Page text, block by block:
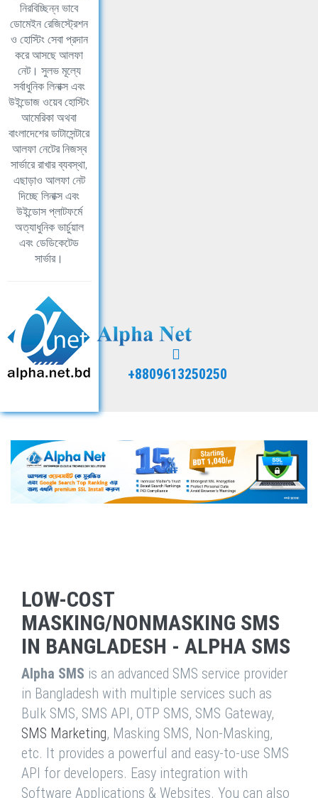
নিরবিচ্ছিন্ন ভাবে
ডোমেইন রেজিস্ট্রেশন
ও হোস্টিং সেবা প্রদান
করে আসছে আলফা
নেট। সুলভ মূল্যে
সর্বাধুনিক লিনাক্স এবং
উইন্ডোজ ওয়েব হোস্টিং
আমেরিকা অথবা
বাংলাদেশের ডাটাসেন্টারে
আলফা নেটের নিজস্ব
সার্ভারে রাখার ব্যবস্থা,
এছাড়াও আলফা নেট
দিচ্ছে লিনাক্স এবং
উইন্ডোস প্লাটফর্মে
অত্যাধুনিক ভার্চুয়াল
এবং ডেডিকেটেড
সার্ভার।
+8809613250250
LOW-COST
MASKING/NONMASKING SMS
IN BANGLADESH - ALPHA SMS
Alpha SMS is an advanced SMS service provider
in Bangladesh with multiple services such as
Bulk SMS, SMS API, OTP SMS, SMS Gateway,
SMS Marketing, Masking SMS, Non-Masking,
etc. It provides a powerful and easy-to-use SMS
API for developers. Easy integration with
Software Applications & Websites. You can also